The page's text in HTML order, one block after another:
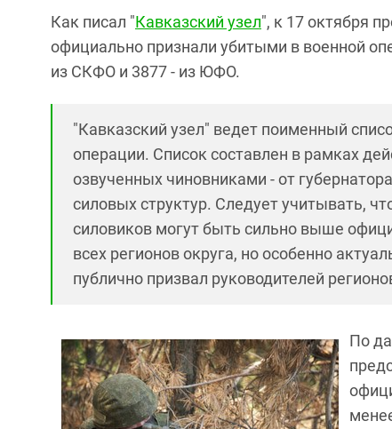
Как писал "Кавказский узел", к 17 октября
официально признали убитыми в военной
из СКФО и 3877 - из ЮФО.
"Кавказский узел" ведет поименный
операции. Список составлен в рамках
озвученных чиновниками - от
силовых структур. Следует учитывать,
силовиков могут быть сильно выше
всех регионов округа, но особенно
публично призвал руководителей
По